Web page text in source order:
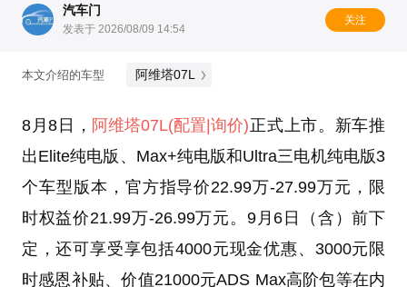
汽车门
发表于 2026/08/09 14:54
关注
本文介绍的车型 阿维塔07L
8月8日， 阿维塔07L(配置|询价)正式上市。新车推
出Elite纯电版、Max+纯电版和Ultra三电机纯电版3
个车型版本，官方指导价22.99万-27.99万元，限
时权益价21.99万-26.99万元。9月6日（含）前下
定，还可享受享包括4000元现金优惠、3000元限
时感恩补贴、价值21000元ADS Max高阶包等在内